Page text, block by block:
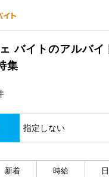
バイトのアルバイ
集
指定しない
新着 時給